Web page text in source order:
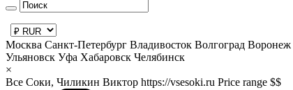
Москва Санкт-Петербург Владивосток Волгоград Воронеж
Ульяновск Уфа Хабаровск Челябинск
×
Все Соки, Чиликин Виктор https://vsesoki.ru Price range $$